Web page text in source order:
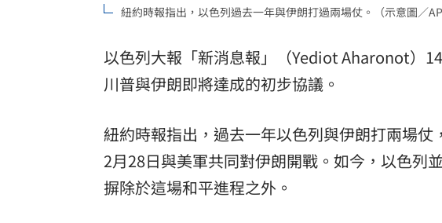
紐約時報指出，以色列過去一年與伊朗打過兩場仗。（示意圖／
以色列大報「新消息報」（Yediot Aharonot）
川普與伊朗即將達成的初步協議。
紐約時報指出，過去一年以色列與伊朗打兩場仗
2月28日與美軍共同對伊朗開戰。如今，以色列
摒除於這場和平進程之外。